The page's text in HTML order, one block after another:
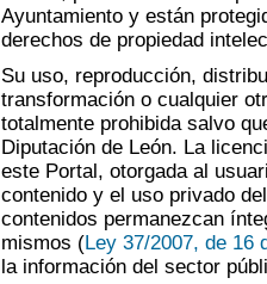
Ayuntamiento y están
derechos de propiedad
Su uso, reproducción,
transformación o cualquier
totalmente prohibida salvo
Diputación de León. La
este Portal, otorgada al
contenido y el uso privado
contenidos permanezcan
mismos (Ley 37/2007, de 16
la información del sector